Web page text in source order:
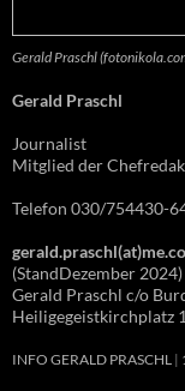
Gerald Praschl
Gerald Praschl
Journalist
Mitglied der
Telefon 030/754430-
(StandDezember 2024)
Gerald Praschl c/o
Heiligegeistkirchplatz
INFO GERALD PRASCHL